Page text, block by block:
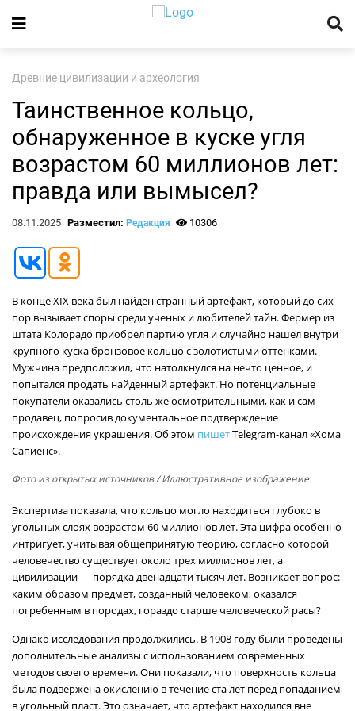
Древние цивилизации и археология
Таинственное кольцо,
обнаруженное в куске угля
возрастом 60 миллионов лет:
правда или вымысел?
08.11.2025 Разместил: Редакция 10306
В конце XIX века был найден странный артефакт, который до сих
пор вызывает споры среди ученых и любителей тайн. Фермер из
штата Колорадо приобрел партию угля и случайно нашел внутри
крупного куска бронзовое кольцо с золотистыми оттенками.
Мужчина предположил, что натолкнулся на нечто ценное, и
попытался продать найденный артефакт. Но потенциальные
покупатели оказались столь же осмотрительными, как и сам
продавец, попросив документальное подтверждение
происхождения украшения. Об этом пишетTelegram-канал «Хома
Сапиенс».
Фото из открытых источников/ Иллюстративное изображение
Экспертиза показала, что кольцо могло находиться глубоко в
угольных слоях возрастом 60 миллионов лет. Эта цифра особенно
интригует, учитывая общепринятую теорию, согласно которой
человечество существует около трех миллионов лет, а
цивилизации — порядка двенадцати тысяч лет. Возникает вопрос:
каким образом предмет, созданный человеком, оказался
погребенным в породах, гораздо старше человеческой расы?
Однако исследования продолжились. В 1908 году были проведены
дополнительные анализы с использованием современных
методов своего времени. Они показали, что поверхность кольца
была подвержена окислению в течение ста лет перед попаданием
в угольный пласт. Это означает, что артефакт находился вне